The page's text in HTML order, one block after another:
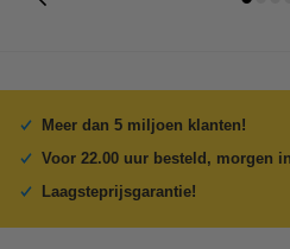
Meer dan 5 miljoen klanten!
Voor 22.00 uur besteld, morgen
Laagsteprijsgarantie!